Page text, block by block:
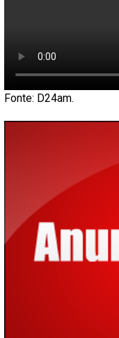
Fonte: D24am.